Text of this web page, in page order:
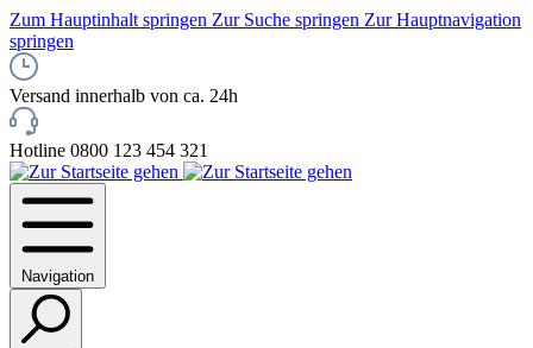
Zum Hauptinhalt springen Zur Suche springen Zur Hauptnavigation
springen
Versand innerhalb von ca. 24h
Hotline 0800 123 454 321
Navigation